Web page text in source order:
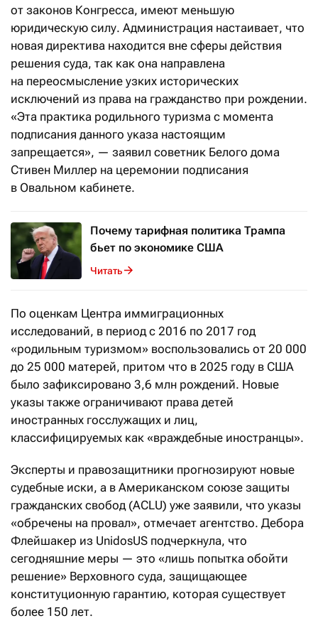
от законов Конгресса, имеют меньшую
юридическую силу. Администрация настаивает, что
новая директива находится вне сферы действия
решения суда, так как она направлена
на переосмысление узких исторических
исключений из права на гражданство при рождении.
«Эта практика родильного туризма с момента
подписания данного указа настоящим
запрещается», — заявил советник Белого дома
Стивен Миллер на церемонии подписания
в Овальном кабинете.
Почему тарифная политика Трампа
бьет по экономике США
Читать
По оценкам Центра иммиграционных
исследований, в период с 2016 по 2017 год
«родильным туризмом» воспользовались от 20 000
до 25 000 матерей, притом что в 2025 году в США
было зафиксировано 3,6 млн рождений. Новые
указы также ограничивают права детей
иностранных госслужащих и лиц,
классифицируемых как «враждебные иностранцы».
Эксперты и правозащитники прогнозируют новые
судебные иски, а в Американском союзе защиты
гражданских свобод (ACLU) уже заявили, что указы
«обречены на провал», отмечает агентство. Дебора
Флейшакер из UnidosUS подчеркнула, что
сегодняшние меры — это «лишь попытка обойти
решение» Верховного суда, защищающее
конституционную гарантию, которая существует
более 150 лет.